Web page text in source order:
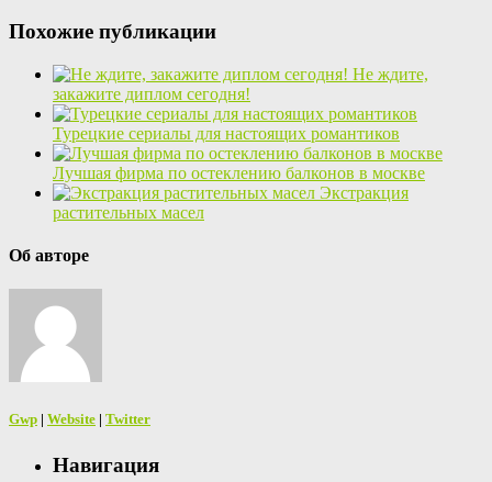
Похожие публикации
Не ждите,
закажите диплом сегодня!
Турецкие сериалы для настоящих романтиков
Лучшая фирма по остеклению балконов в москве
Экстракция
растительных масел
Об авторе
Gwp | Website | Twitter
Навигация